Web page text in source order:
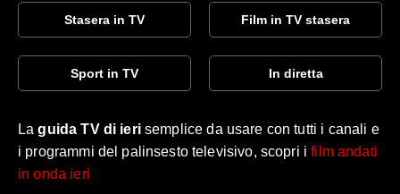
Stasera in TV Film in TV stasera
Sport in TV In diretta
Laguida TV di ierisemplice da usare con tutti i canali e
i programmi del palinsesto televisivo, scopri ifilm andati
in onda ieri